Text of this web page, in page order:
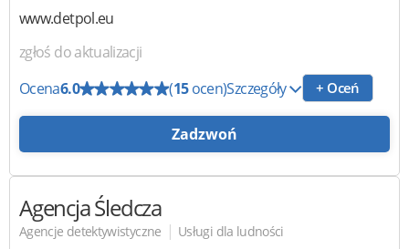
www.detpol.eu
zgłoś do aktualizacji
Ocena6.0 (15ocen)Szczegóły + Oceń
Zadzwoń
Agencja Śledcza
Agencje detektywistyczne | Usługi dla ludności